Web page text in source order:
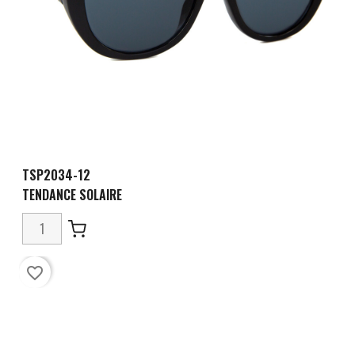
TSP2034-12
TENDANCE SOLAIRE
favorite_border